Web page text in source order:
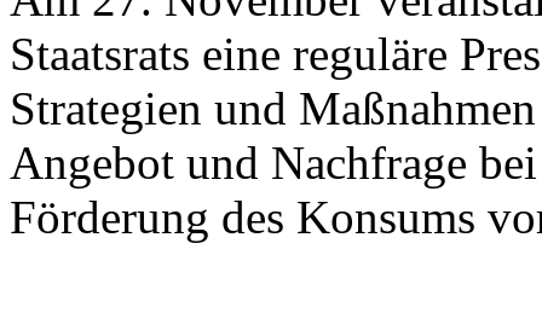
Staatsrats eine reguläre
Strategien und
Angebot und Nachfrage
Förderung des Konsums